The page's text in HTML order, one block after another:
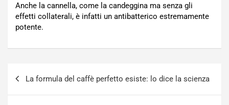
Anche la cannella, come la candeggina ma senza gli
effetti collaterali, è infatti un antibatterico estremamente
potente.
La formula del caffè perfetto esiste: lo dice la scienza